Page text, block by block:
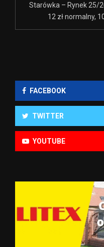
Starówka – Rynek 25/
12 zł normalny,
FACEBOOK
TWITTER
YOUTUBE